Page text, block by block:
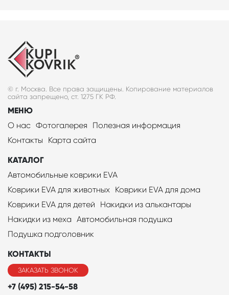
© г. Москва. Все права защищены. Копирование материалов
сайта запрещено, ст. 1275 ГК РФ.
МЕНЮ
О нас Фотогалерея
Полезная информация
Контакты
Карта сайта
КАТАЛОГ
Автомобильные коврики EVA
Коврики EVA для животных Коврики EVA для дома
Коврики EVA для детей
Накидки из алькантары
Накидки из меха Автомобильная подушка
Подушка подголовник
КОНТАКТЫ
ЗАКАЗАТЬ ЗВОНОК
+7 (495) 215-54-58